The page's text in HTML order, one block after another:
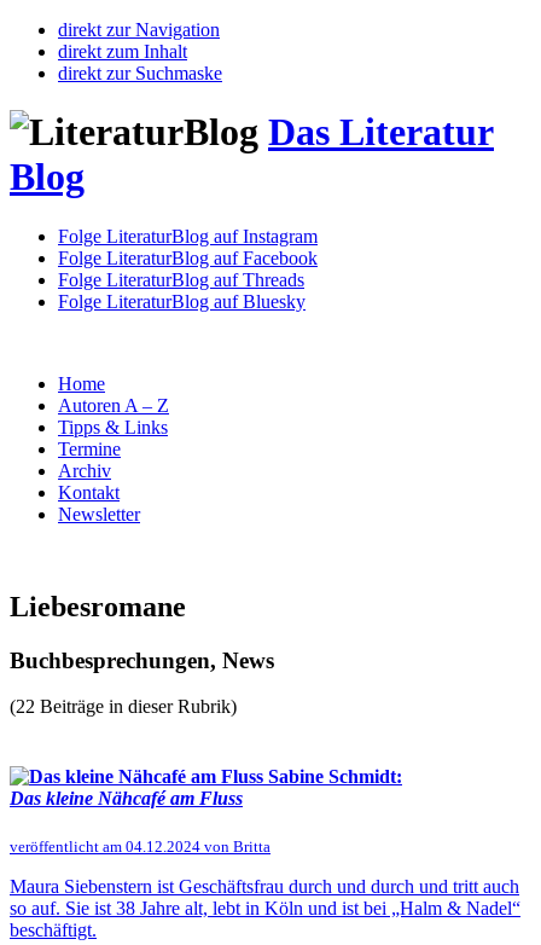
direkt zur Navigation
direkt zum Inhalt
direkt zur Suchmaske
Das Literatur
Blog
Folge LiteraturBlog auf Instagram
Folge LiteraturBlog auf Facebook
Folge LiteraturBlog auf Threads
Folge LiteraturBlog auf Bluesky
Home
Autoren A – Z
Tipps & Links
Termine
Archiv
Kontakt
Newsletter
Liebesromane
Buchbesprechungen, News
(22 Beiträge in dieser Rubrik)
Sabine Schmidt:
Das kleine Nähcafé am Fluss
veröffentlicht am 04.12.2024 von Britta
Maura Siebenstern ist Geschäftsfrau durch und durch und tritt auch
so auf. Sie ist 38 Jahre alt, lebt in Köln und ist bei „Halm & Nadel“
beschäftigt.